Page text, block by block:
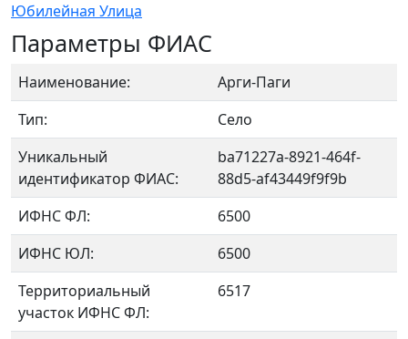
Юбилейная Улица
Параметры ФИАС
Наименование:
Арги-Паги
Тип:
Село
Уникальный
идентификатор ФИАС:
ba71227a-8921-464f-
88d5-af43449f9f9b
ИФНС ФЛ:
6500
ИФНС ЮЛ:
6500
Территориальный
участок ИФНС ФЛ:
6517